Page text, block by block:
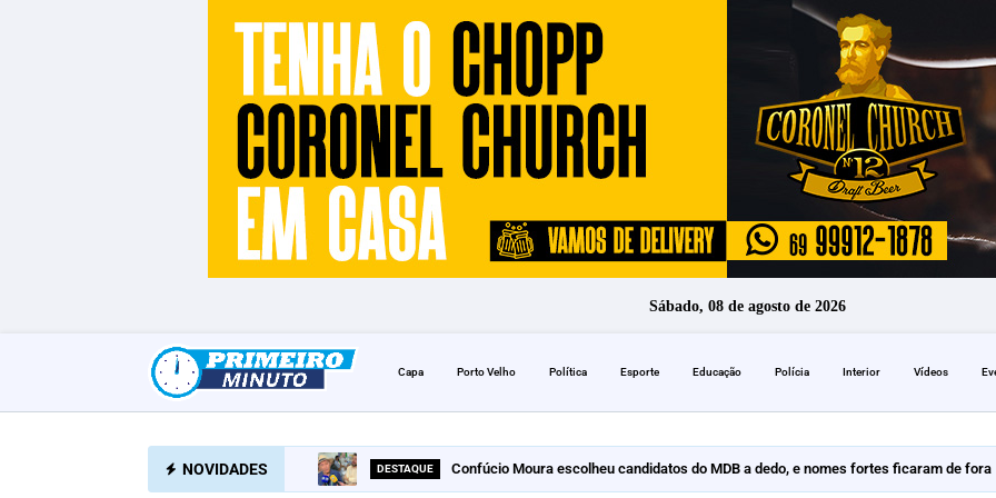
Sábado, 08 de agosto de 2026
Capa Porto Velho Política Esporte Educação Polícia Interior Vídeos
NOVIDADES DESTAQUE Confúcio Moura escolheu candidatos do MDB a dedo, e nomes fortes ficaram de fora